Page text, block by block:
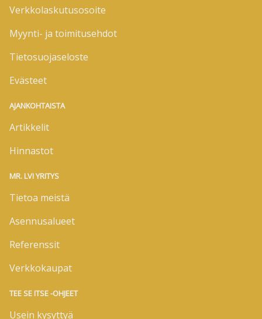
Verkkolaskutusosoite
Myynti- ja toimitusehdot
Tietosuojaseloste
Evästeet
AJANKOHTAISTA
Artikkelit
Hinnastot
MR. LVI YRITYS
Tietoa meistä
Asennusalueet
Referenssit
Verkkokaupat
TEE SE ITSE -OHJEET
Usein kysyttyä